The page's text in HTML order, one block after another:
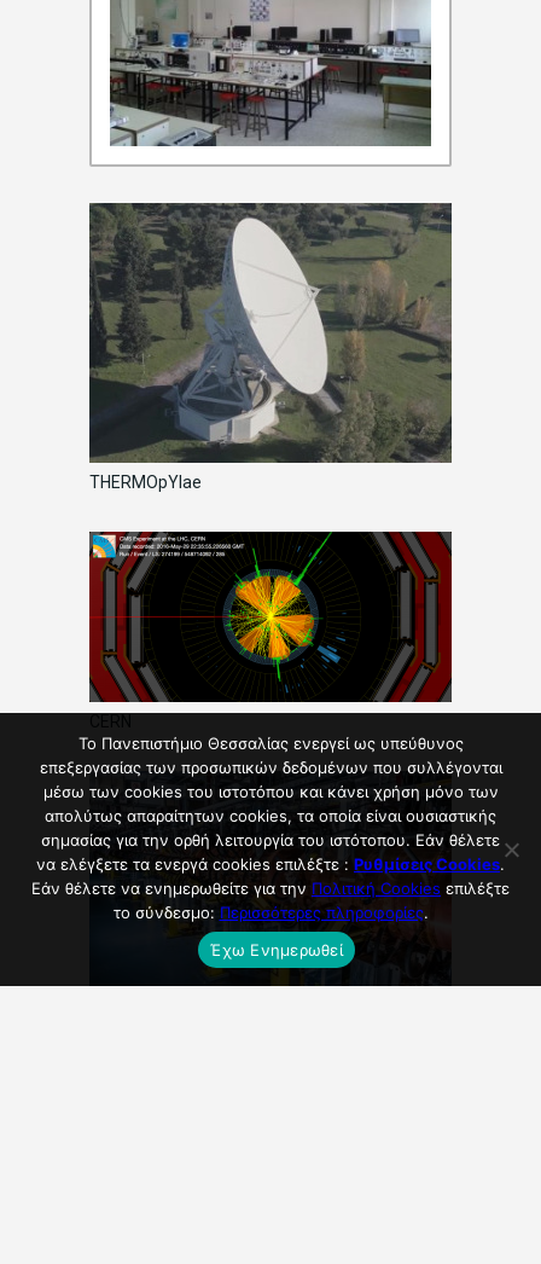
THERMOpYlae
Το Πανεπιστήμιο Θεσσαλίας ενεργεί ως υπεύθυνος
επεξεργασίας των προσωπικών δεδομένων που συλλέγονται
μέσω των cookies του ιστοτόπου και κάνει χρήση μόνο των
απολύτως απαραίτητων cookies, τα οποία είναι ουσιαστικής
σημασίας για την ορθή λειτουργία του ιστότοπου. Εάν θέλετε
να ελέγξετε τα ενεργά cookies επιλέξτε : Ρυθμίσεις Cookies.
Εάν θέλετε να ενημερωθείτε για την Πολιτική Cookies επιλέξτε
το σύνδεσμο: Περισσότερες πληροφορίες.
Έχω Ενημερωθεί